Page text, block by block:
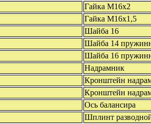
Гайка М16х2
Гайка М16х1,5
Шайба 16
Шайба 14
Шайба 16
Надрамник
Кронштейн
Кронштейн
Ось балансира
Шплинт